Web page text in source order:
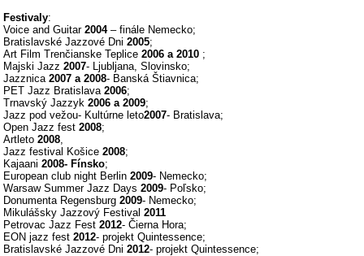
Festivaly:
Voice and Guitar2004– finále Nemecko;
Bratislavské Jazzové Dni 2005;
Art Film Trenčianske Teplice 2006 a 2010 ;
Majski Jazz 2007- Ljubljana, Slovinsko;
Jazznica 2007 a 2008- Banská Štiavnica;
PET Jazz Bratislava 2006;
Trnavský Jazzyk 2006 a 2009;
Jazz pod vežou- Kultúrne leto2007- Bratislava;
Open Jazz fest 2008;
Artleto 2008,
Jazz festival Košice 2008;
Kajaani 2008- Fínsko;
European club night Berlin 2009- Nemecko;
Warsaw Summer Jazz Days 2009- Poľsko;
Donumenta Regensburg 2009- Nemecko;
Mikulášsky Jazzový Festival 2011
Petrovac Jazz Fest 2012- Čierna Hora;
EON jazz fest 2012- projekt Quintessence;
Bratislavské Jazzové Dni 2012- projekt Quintessence;